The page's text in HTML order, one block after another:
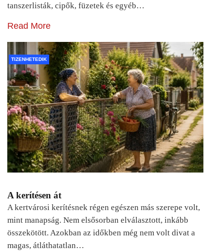
tanszerlisták, cipők, füzetek és egyéb…
Read More
TIZENHETEDIK
A kerítésen át
A kertvárosi kerítésnek régen egészen más szerepe volt,
mint manapság. Nem elsősorban elválasztott, inkább
összekötött. Azokban az időkben még nem volt divat a
magas, átláthatatlan…